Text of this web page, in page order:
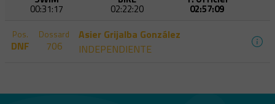
00:31:17 02:22:20 02:57:09
Pos.
DNF
Dossard
706
Asier Grijalba González
INDEPENDIENTE